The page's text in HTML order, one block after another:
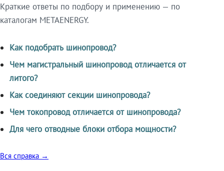
Краткие ответы по подбору и применению — по
каталогам METAENERGY.
Как подобрать шинопровод?
Чем магистральный шинопровод отличается от
литого?
Как соединяют секции шинопровода?
Чем токопровод отличается от шинопровода?
Для чего отводные блоки отбора мощности?
Вся справка →